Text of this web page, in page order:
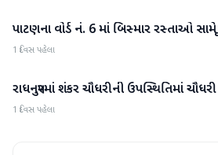
પાટણ
પાટણના વોર્ડ નં. 6 માં બિસ્માર રસ્તાઓ સામે
1 દિવસ પહેલા
પાટણ
રાધનપુરમાં શંકર ચૌધરીની ઉપસ્થિતિમાં
1 દિવસ પહેલા